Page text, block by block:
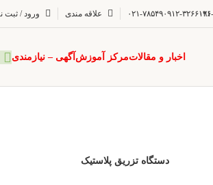
۰۹۱۲-۳۲۶۶۱۹۶۰۲۱-۷۸۵۴۹ علاقه مندی ورود / ثبت
اخبار و مقالاتمرکز آموزش آگهی – نیازمندی
دستگاه تزریق پلاستیک